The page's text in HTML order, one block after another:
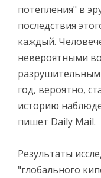
потепления" в
последствия
каждый.
невероятными
год, вероятно,
историю
пишет Daily Mail.
Результаты
"глобального